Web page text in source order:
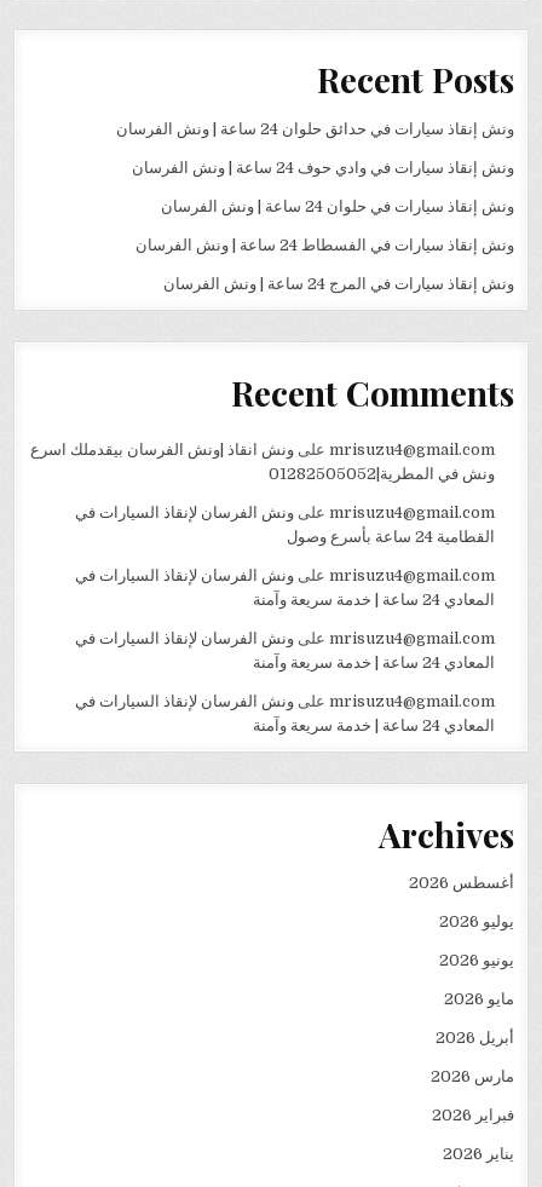
Recent Posts
ونش إنقاذ سيارات في حدائق حلوان 24 ساعة | ونش الفرسان
ونش إنقاذ سيارات في وادي حوف 24 ساعة | ونش الفرسان
ونش إنقاذ سيارات في حلوان 24 ساعة | ونش الفرسان
ونش إنقاذ سيارات في الفسطاط 24 ساعة | ونش الفرسان
ونش إنقاذ سيارات في المرج 24 ساعة | ونش الفرسان
Recent Comments
mrisuzu4@gmail.comعلى ونش انقاذ |ونش الفرسان بيقدملك اسرع
ونش في المطرية|01282505052
mrisuzu4@gmail.comعلى ونش الفرسان لإنقاذ السيارات في
القطامية 24 ساعة بأسرع وصول
mrisuzu4@gmail.comعلى ونش الفرسان لإنقاذ السيارات في
المعادي 24 ساعة | خدمة سريعة وآمنة
mrisuzu4@gmail.comعلى ونش الفرسان لإنقاذ السيارات في
المعادي 24 ساعة | خدمة سريعة وآمنة
mrisuzu4@gmail.comعلى ونش الفرسان لإنقاذ السيارات في
المعادي 24 ساعة | خدمة سريعة وآمنة
Archives
أغسطس 2026
يوليو 2026
يونيو 2026
مايو 2026
أبريل 2026
مارس 2026
فبراير 2026
يناير 2026